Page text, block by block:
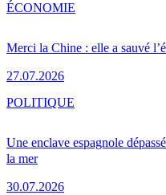
Merci la Chine : elle a sauvé
27.07.2026
ÉCONOMIE
Une enclave espagnole
la mer
30.07.2026
POLITIQUE